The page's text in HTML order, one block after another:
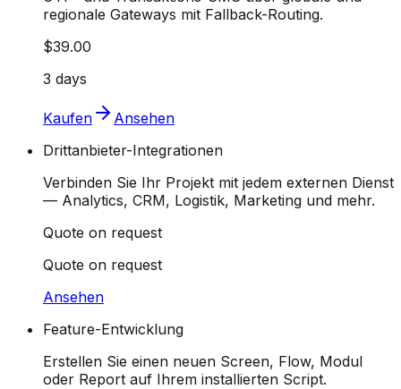
regionale Gateways mit Fallback-Routing.
$39.00
3 days
Kaufen
Ansehen
Drittanbieter-Integrationen
Verbinden Sie Ihr Projekt mit jedem externen Dienst
— Analytics, CRM, Logistik, Marketing und mehr.
Quote on request
Quote on request
Ansehen
Feature-Entwicklung
Erstellen Sie einen neuen Screen, Flow, Modul
oder Report auf Ihrem installierten Script.